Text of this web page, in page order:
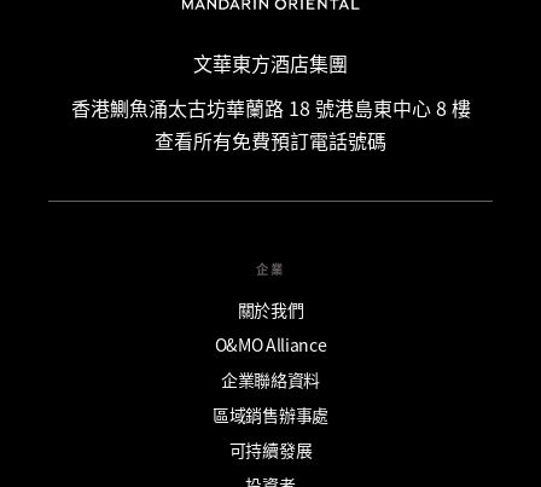
文華東方酒店集團
香港鰂魚涌太古坊華蘭路 18 號港島東中心 8 樓
查看所有免費預訂電話號碼
企業
關於我們
O&MO Alliance
企業聯絡資料
區域銷售辦事處
可持續發展